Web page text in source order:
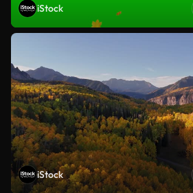
iStock
iStock